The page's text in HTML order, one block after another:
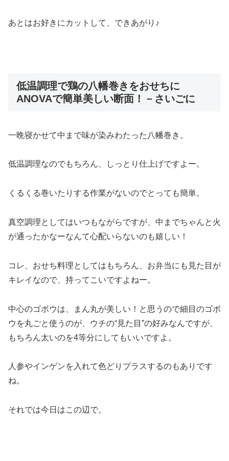
あとはお好きにカットして、できあがり♪
低温調理で鶏の八幡巻きをおせちに
ANOVAで簡単美しい断面！－さいごに
一晩寝かせて中まで味が染みわたった八幡巻き。
低温調理なのでもちろん、しっとり仕上げですよー。
くるくる巻いたりする作業がないのでとっても簡単。
真空調理としてはいつもながらですが、中までちゃんと火
が通ったかなーなんて心配いらないのも嬉しい！
コレ、おせち料理としてはもちろん、お弁当にも見た目が
キレイなので、持ってこいですよねー。
中心のゴボウは、まん丸が美しい！と思うので細目のゴボ
ウを丸ごと使うのが、ウチの“見た目”の好みなんですが、
もちろん太いのを4等分にしてもいいですよ。
人参やインゲンを入れて色どりプラスするのもありです
ね。
それでは今日はこの辺で。